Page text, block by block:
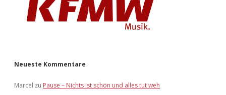
Neueste Kommentare
Marcel zu Pause – Nichts ist schön und alles tut weh